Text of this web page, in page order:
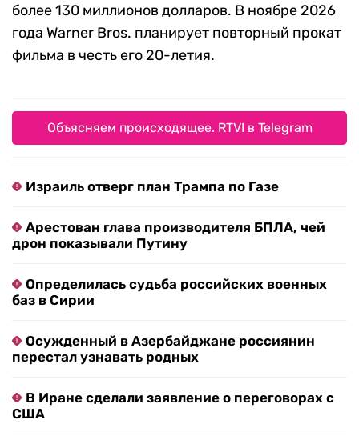
более 130 миллионов долларов. В ноябре 2026
года Warner Bros. планирует повторный прокат
фильма в честь его 20-летия.
Объясняем происходящее. RTVI в Telegram
Израиль отверг план Трампа по Газе
Арестован глава производителя БПЛА, чей
дрон показывали Путину
Определилась судьба российских военных
баз в Сирии
Осужденный в Азербайджане россиянин
перестал узнавать родных
В Иране сделали заявление о переговорах с
США